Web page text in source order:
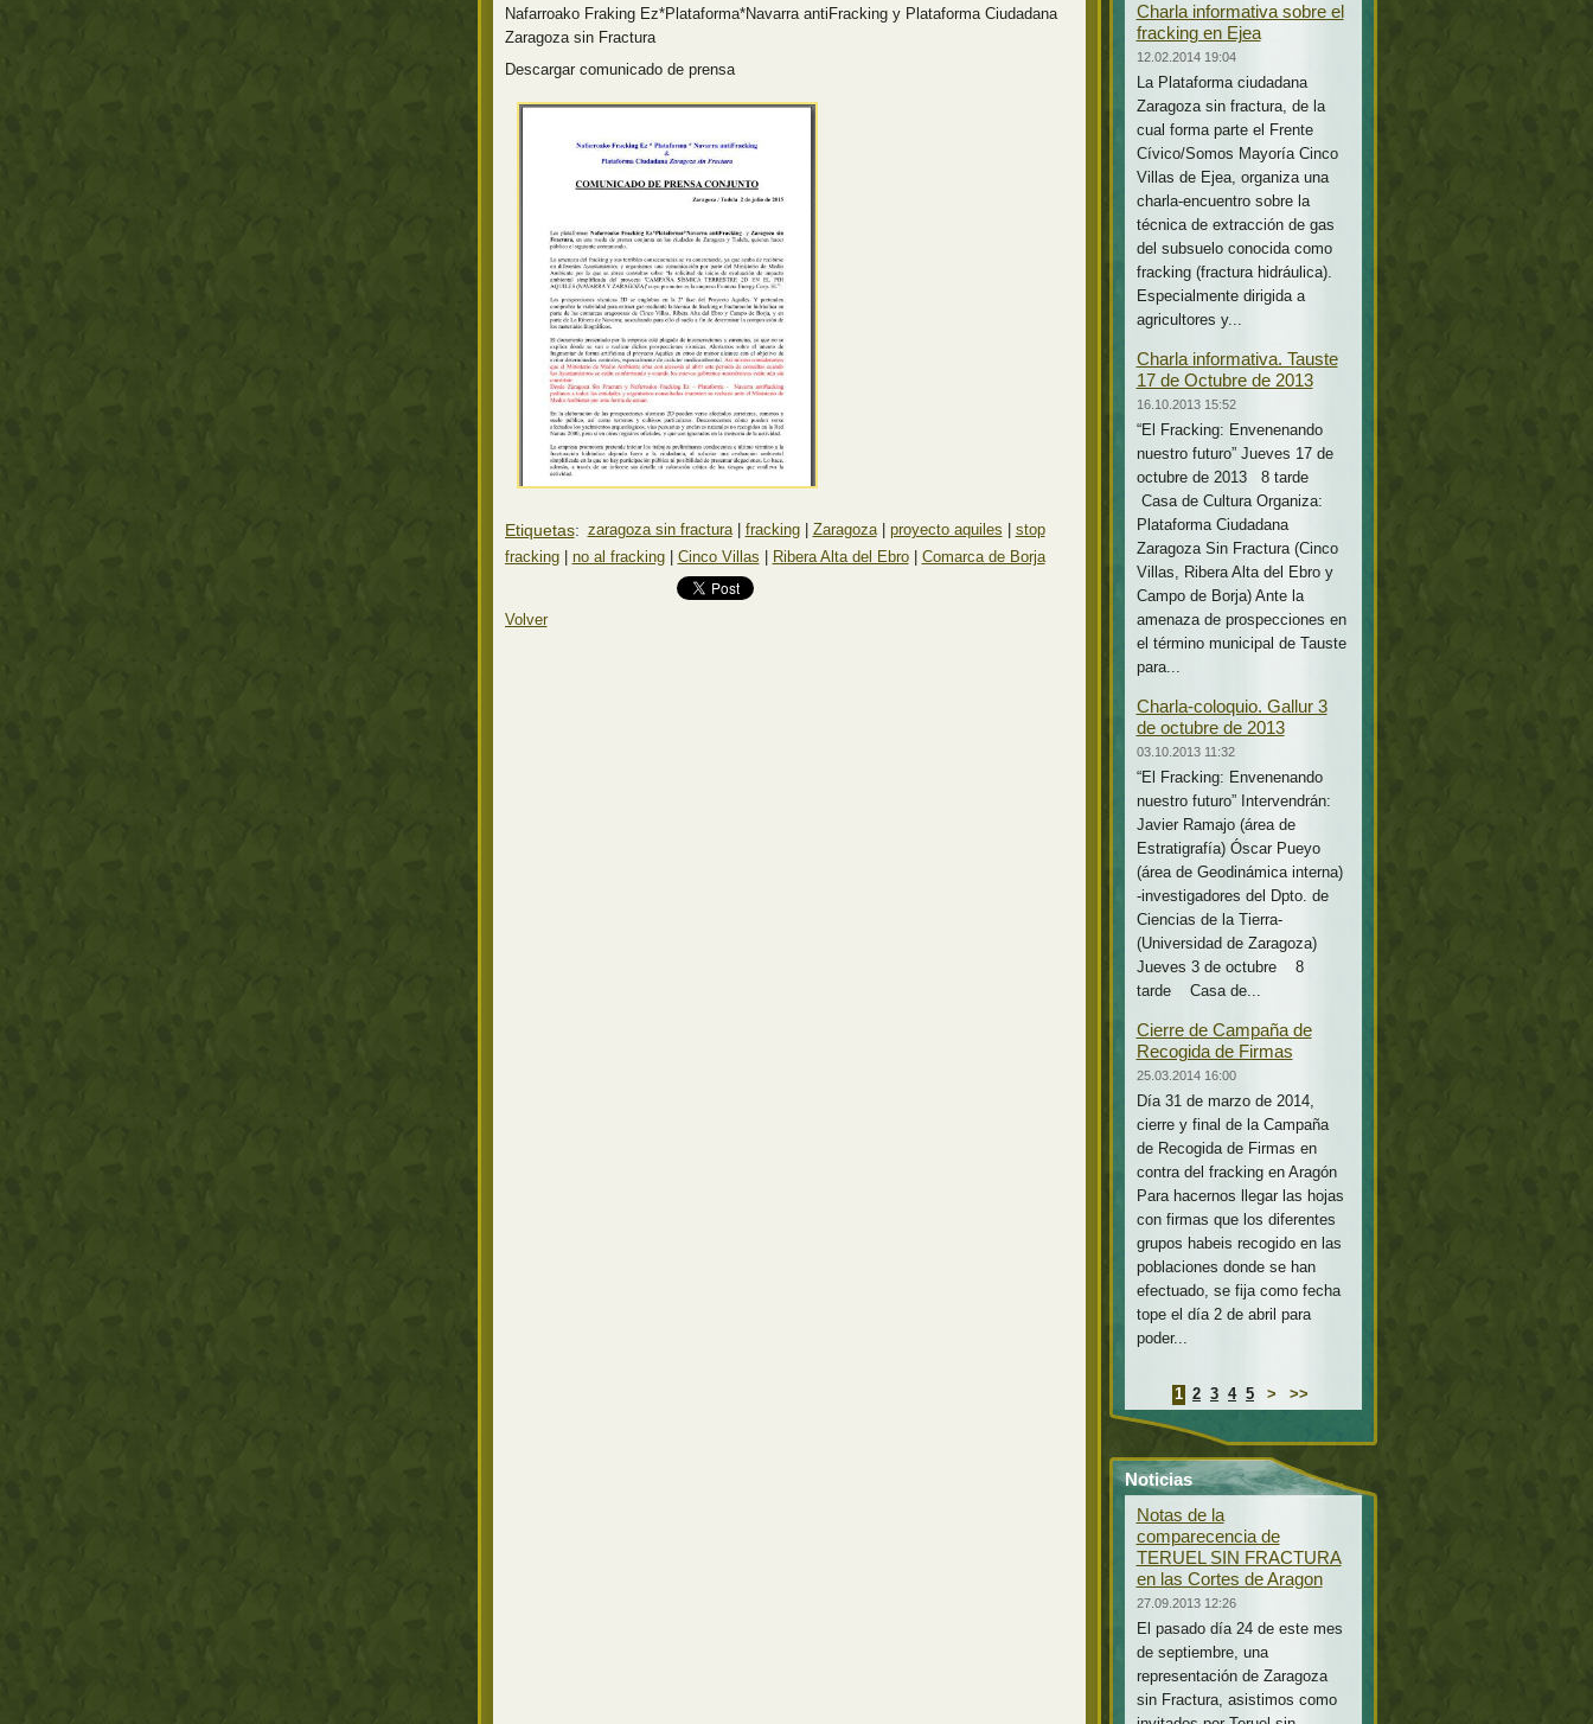
Nafarroako Fraking Ez*Plataforma*Navarra antiFracking y Plataforma Ciudadana
Zaragoza sin Fractura
Descargar comunicado de prensa
Etiquetas: zaragoza sin fractura fracking Zaragoza proyecto aquiles
stop
fracking
no al fracking Cinco Villas Ribera Alta del Ebro Comarca de Borja
Volver
Charla informativa sobre el
fracking en Ejea
12.02.2014 19:04
La Plataforma ciudadana
Zaragoza sin fractura, de la
cual forma parte el Frente
Cívico/Somos Mayoría Cinco
Villas de Ejea, organiza una
charla-encuentro sobre la
técnica de extracción de gas
del subsuelo conocida como
fracking (fractura hidráulica).
Especialmente dirigida a
agricultores y...
Charla informativa. Tauste
17 de Octubre de 2013
16.10.2013 15:52
“El Fracking: Envenenando
nuestro futuro” Jueves 17 de
octubre de 2013 8 tarde
Casa de Cultura Organiza:
Plataforma Ciudadana
Zaragoza Sin Fractura (Cinco
Villas, Ribera Alta del Ebro y
Campo de Borja) Ante la
amenaza de prospecciones en
el término municipal de Tauste
para...
Charla-coloquio. Gallur 3
de octubre de 2013
03.10.2013 11:32
“El Fracking: Envenenando
nuestro futuro” Intervendrán:
Javier Ramajo (área de
Estratigrafía) Óscar Pueyo
(área de Geodinámica interna)
-investigadores del Dpto. de
Ciencias de la Tierra-
(Universidad de Zaragoza)
Jueves 3 de octubre 8
tarde Casa de...
Cierre de Campaña de
Recogida de Firmas
25.03.2014 16:00
Día 31 de marzo de 2014,
cierre y final de la Campaña
de Recogida de Firmas en
contra del fracking en Aragón
Para hacernos llegar las hojas
con firmas que los diferentes
grupos habeis recogido en las
poblaciones donde se han
efectuado, se fija como fecha
tope el día 2 de abril para
poder...
1 2 3 4 5 > >>
Noticias
Notas de la
comparecencia de
TERUEL SIN FRACTURA
en las Cortes de Aragon
27.09.2013 12:26
El pasado día 24 de este mes
de septiembre, una
representación de Zaragoza
sin Fractura, asistimos como